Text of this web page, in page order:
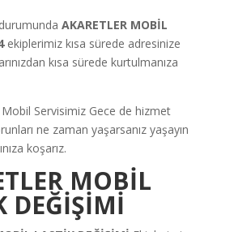
AKARETLER MOBİL
ekiplerimiz kısa sürede adresinize
kısa sürede kurtulmanıza
Mobil Servisimiz Gece de hizmet
ne zaman yaşarsanız yaşayın
koşarız.
MOBİL
DEĞİŞİMİ